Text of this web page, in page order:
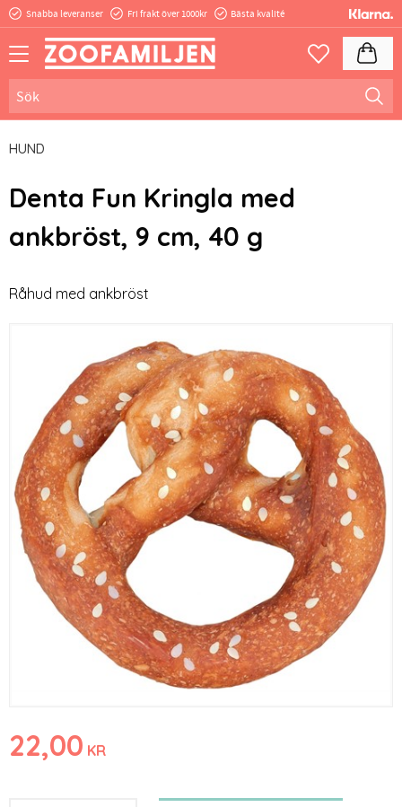
Snabba leveranser Fri frakt över 1000kr Bästa kvalité
Favoriter
HUND
Denta Fun Kringla med
ankbröst, 9 cm, 40 g
Råhud med ankbröst
22,00 KR